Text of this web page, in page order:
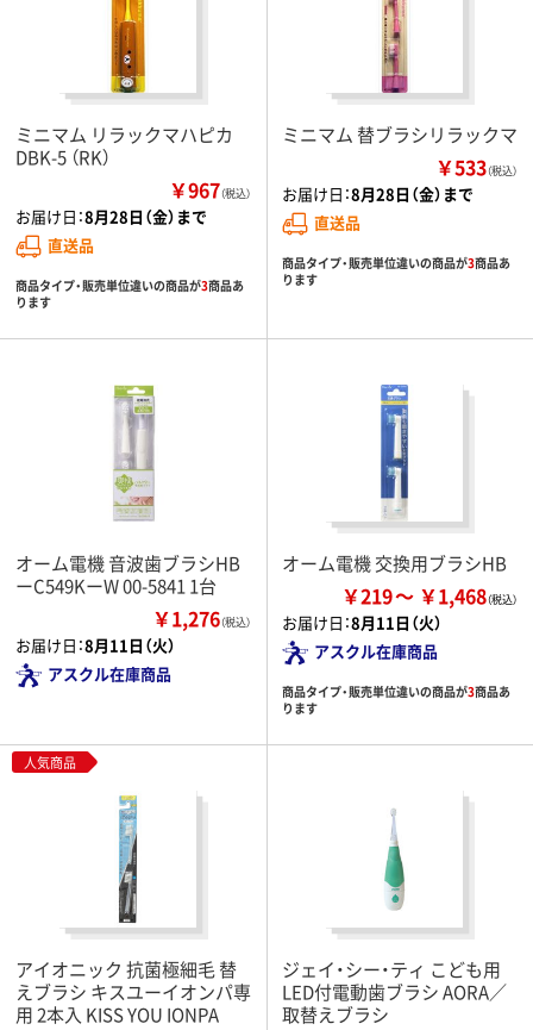
ミニマム リラックマハピカ
DBK-5 （RK）
￥967（税込）
お届け日：8月28日（金）まで
直送品
商品タイプ・販売単位違いの商品が3商品あ
ります
ミニマム 替ブラシリラックマ
￥533（税込）
お届け日：8月28日（金）まで
直送品
商品タイプ・販売単位違いの商品が3商品あ
ります
オーム電機 音波歯ブラシHB
ーC549KーW 00-5841 1台
￥1,276（税込）
お届け日：8月11日（火）
アスクル在庫商品
オーム電機 交換用ブラシHB
￥219 ￥1,468
お届け日：8月11日（火）
アスクル在庫商品
商品タイプ・販売単位違いの商品が3商品あ
ります
人気商品
アイオニック 抗菌極細毛 替
えブラシ キスユーイオンパ専
用 2本入 KISS YOU IONPA
ジェイ・シー・ティ こども用
LED付電動歯ブラシ AORA／
取替えブラシ